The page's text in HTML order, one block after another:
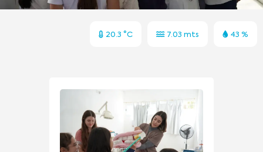
20.3 °C 7.03 mts 43 %